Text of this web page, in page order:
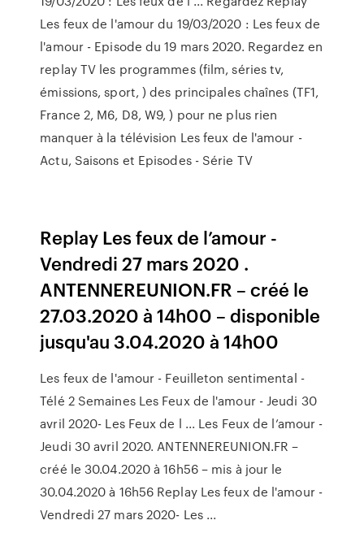
Les feux de l'amour du 19/03/2020 : Les feux de
l'amour - Episode du 19 mars 2020. Regardez en
replay TV les programmes (film, séries tv,
émissions, sport, ) des principales chaînes (TF1,
France 2, M6, D8, W9, ) pour ne plus rien
manquer à la télévision Les feux de l'amour -
Actu, Saisons et Episodes - Série TV
Replay Les feux de l’amour -
Vendredi 27 mars 2020 .
ANTENNEREUNION.FR – créé le
27.03.2020 à 14h00 – disponible
jusqu'au 3.04.2020 à 14h00
Les feux de l'amour - Feuilleton sentimental -
Télé 2 Semaines Les Feux de l'amour - Jeudi 30
avril 2020- Les Feux de l ... Les Feux de l’amour -
Jeudi 30 avril 2020. ANTENNEREUNION.FR –
créé le 30.04.2020 à 16h56 – mis à jour le
30.04.2020 à 16h56 Replay Les feux de l'amour -
Vendredi 27 mars 2020- Les ...